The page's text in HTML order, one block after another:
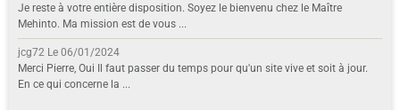
Je reste à votre entière disposition. Soyez le bienvenu chez le Maître
Mehinto. Ma mission est de vous ...
jcg72 Le 06/01/2024
Merci Pierre, Oui Il faut passer du temps pour qu'un site vive et soit à jour.
En ce qui concerne la ...